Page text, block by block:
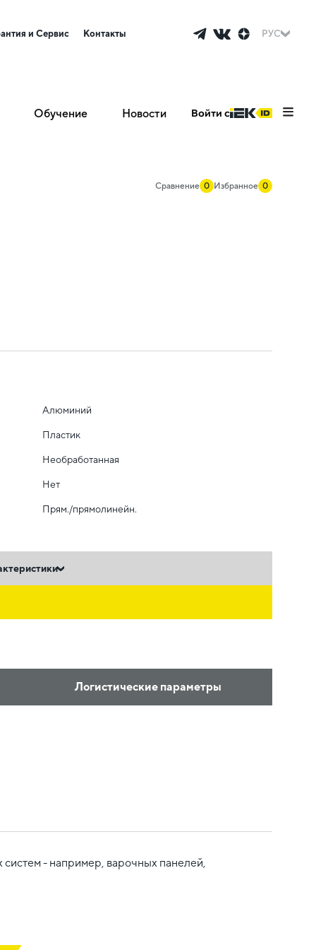
и Сервис Контакты РУС
Обучение Новости Войти с
Сравнение 0 Избранное 0
Алюминий
Пластик
Необработанная
Нет
Прям./прямолинейн.
Логистические параметры
- например, варочных панелей,